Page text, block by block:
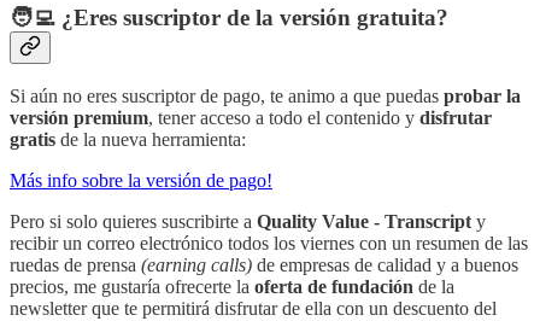
🧑‍💻 ¿Eres suscriptor de la versión gratuita?
Si aún no eres suscriptor de pago, te animo a que puedas probar la
versión premium, tener acceso a todo el contenido y disfrutar
gratis de la nueva herramienta:
Más info sobre la versión de pago!
Pero si solo quieres suscribirte a Quality Value - Transcript y
recibir un correo electrónico todos los viernes con un resumen de las
ruedas de prensa (earning calls) de empresas de calidad y a buenos
precios, me gustaría ofrecerte la oferta de fundación de la
newsletter que te permitirá disfrutar de ella con un descuento del